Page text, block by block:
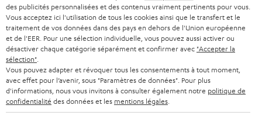
Bluetooth
- Streaming
équipements
(dont
smartphone)
fidèle des
fréquences
Inconvénients
- Qualité du
son moins
bonne qu’un
système avec
fil
- Moins bonne
restitution du
son
- Compatibilité
avec les
- Esthétisme
(présence
des câbles)
branchement
l
e
t
t
e
r
BLUETOOTH
CASQUES AUDIO
CASQUES BLUETOOTH AUDIO
SYSTEMES COMPLETS
ENCEINTES
BLOG
NEWSLETTER
MAGASINS
AVANTAGES D’ACHAT
L’HISTOIRE DE TEUFEL
SUISSE
PAYS-BAS
BELGIQUE
FRANCE
des publicités personnalisées et des contenus vraiment pertinents pour vous.
Vous acceptez ici l'utilisation de tous les cookies ainsi que le transfert et le
traitement de vos données dans des pays en dehors de l'Union européenne
et de l'EER. Pour une sélection individuelle, vous pouvez aussi activer ou
désactiver chaque catégorie séparément et confirmer avec "Accepter la
sélection"
Vous pouvez adapter et révoquer tous les consentements à tout moment,
avec effet pour l’avenir, sous "Paramètres de données". Pour plus
d'informations, nous vous invitons à consulter également notre politique de
confidentialité des données et les mentions légales